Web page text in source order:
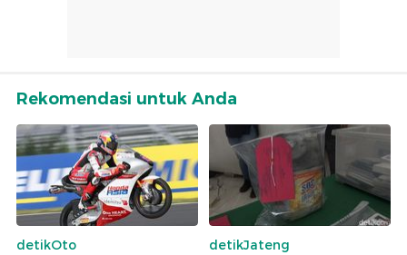
Rekomendasi untuk Anda
detikOto
detikJateng